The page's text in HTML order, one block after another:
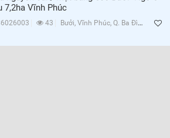
7,2ha Vĩnh Phúc
43 Bưởi, Vĩnh Phúc, Q. Ba Đình, Hà Nội